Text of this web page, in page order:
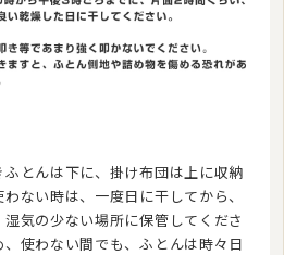
とんは下に、掛け布団は上に収納
ない時は、一度日に干してから、
気の少ない場所に保管してくださ
使わない間でも、ふとんは時々日